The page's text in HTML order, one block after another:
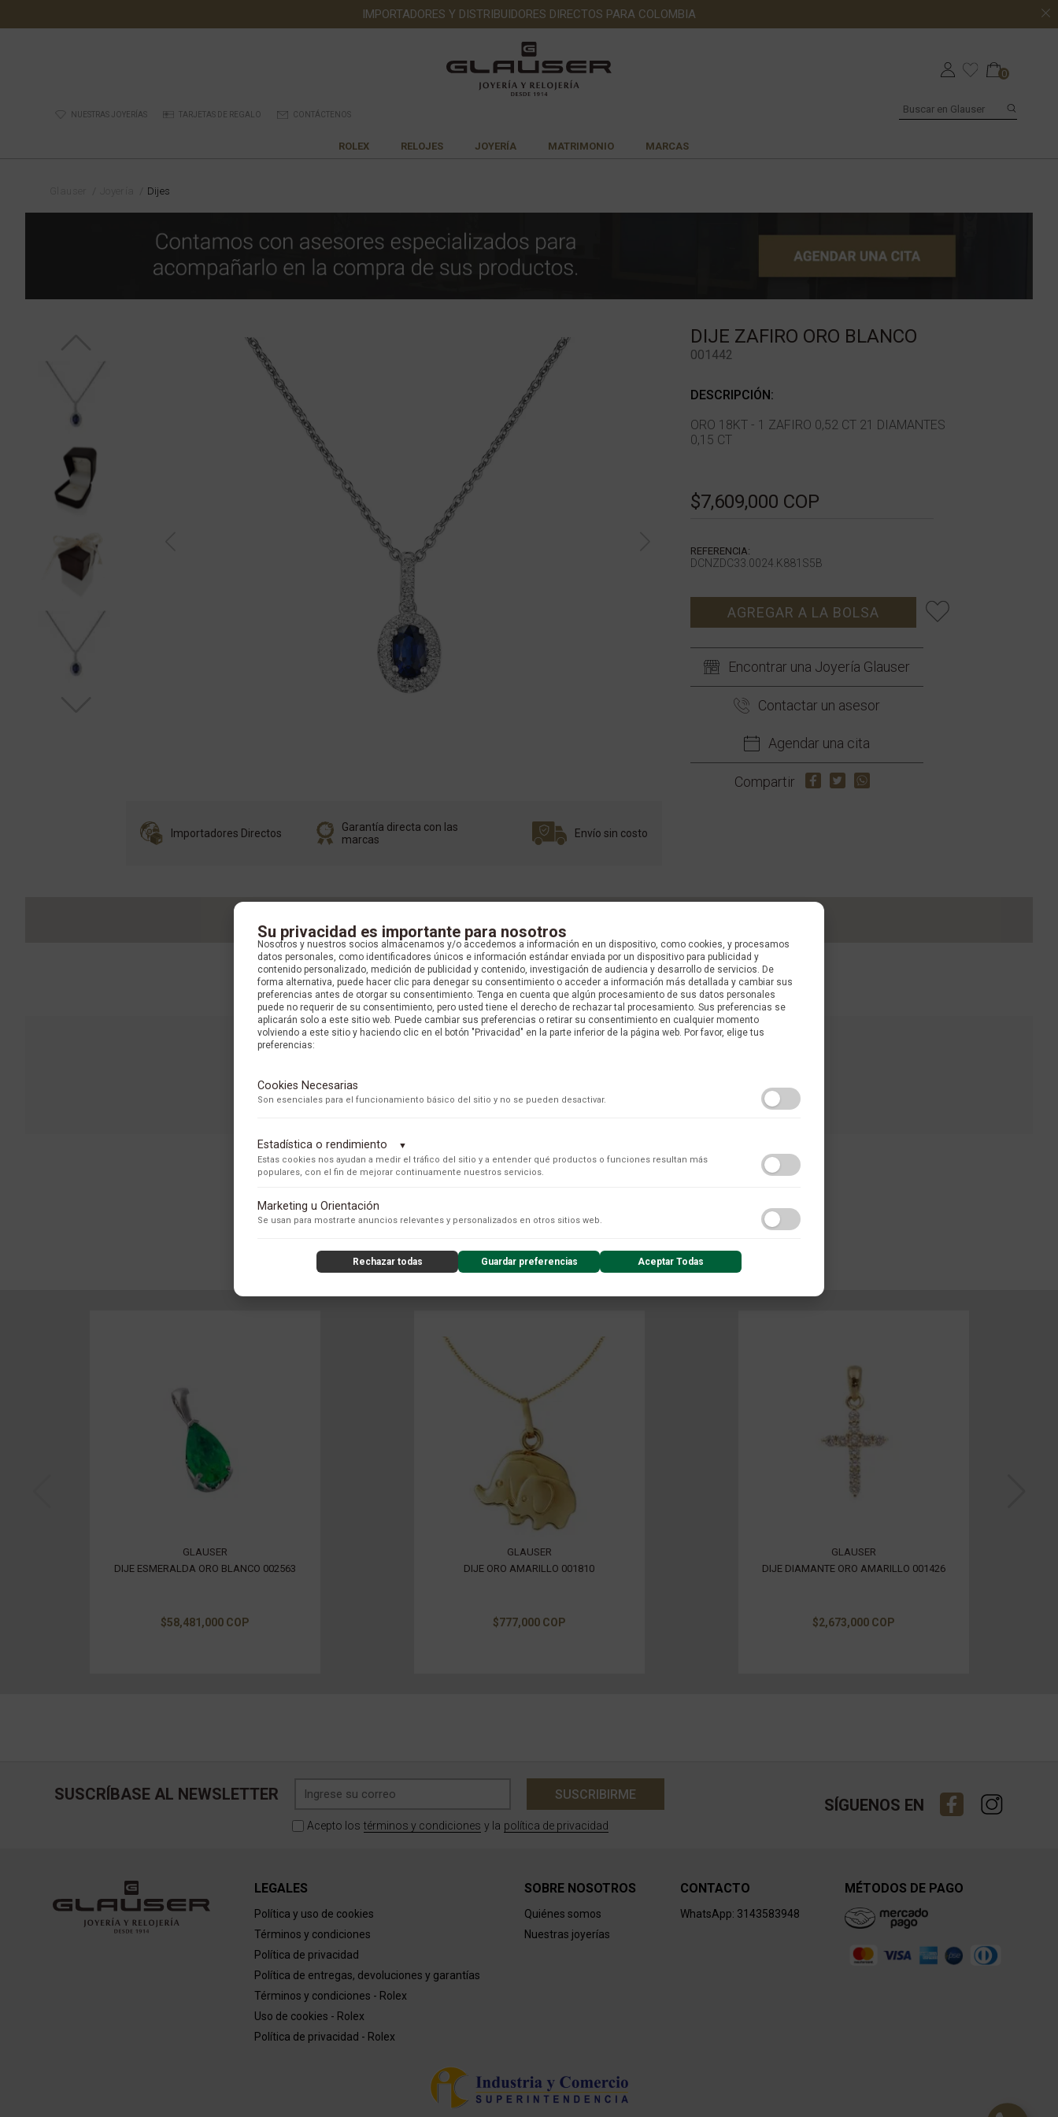
IMPORTADORES Y DISTRIBUIDORES DIRECTOS PARA COLOMBIA
0
NUESTRAS JOYERÍAS TARJETAS DE REGALO CONTÁCTENOS
ROLEX RELOJES JOYERÍA MATRIMONIO MARCAS
Dijes
DIJE ZAFIRO ORO BLANCO
001442
DESCRIPCIÓN:
ORO 18KT - 1 ZAFIRO 0,52 CT 21 DIAMANTES
0,15 CT
$7,609,000 COP
REFERENCIA:
DCNZDC33.0024.K881S5B
AGREGAR A LA BOLSA
Encontrar una Joyería Glauser
Contactar un asesor
Agendar una cita
Compartir
Importadores Directos
Garantía directa con las
marcas
Envío sin costo
COLECCIÓN
GLAUSER
DIJE ESMERALDA ORO BLANCO 002563
$58,481,000 COP
GLAUSER
DIJE ORO AMARILLO 001810
$777,000 COP
GLAUSER
DIJE DIAMANTE ORO AMARILLO 001426
$2,673,000 COP
SUSCRÍBASE AL NEWSLETTER SUSCRIBIRME
Acepto los términos y condiciones y la política de privacidad
SÍGUENOS EN
LEGALES
Política y uso de cookies
Términos y condiciones
Política de privacidad
Política de entregas, devoluciones y garantías
Términos y condiciones - Rolex
Uso de cookies - Rolex
Política de privacidad - Rolex
SOBRE NOSOTROS
Quiénes somos
Nuestras joyerías
CONTACTO
WhatsApp: 3143583948
MÉTODOS DE PAGO
Su privacidad es importante para nosotros
Nosotros y nuestros socios almacenamos y/o accedemos a información en un dispositivo, como cookies, y procesamos
datos personales, como identificadores únicos e información estándar enviada por un dispositivo para publicidad y
contenido personalizado, medición de publicidad y contenido, investigación de audiencia y desarrollo de servicios. De
forma alternativa, puede hacer clic para denegar su consentimiento o acceder a información más detallada y cambiar sus
preferencias antes de otorgar su consentimiento. Tenga en cuenta que algún procesamiento de sus datos personales
puede no requerir de su consentimiento, pero usted tiene el derecho de rechazar tal procesamiento. Sus preferencias se
aplicarán solo a este sitio web. Puede cambiar sus preferencias o retirar su consentimiento en cualquier momento
volviendo a este sitio y haciendo clic en el botón "Privacidad" en la parte inferior de la página web. Por favor, elige tus
preferencias:
Cookies Necesarias
Son esenciales para el funcionamiento básico del sitio y no se pueden desactivar.
Estadística o rendimiento ▼
Estas cookies nos ayudan a medir el tráfico del sitio y a entender qué productos o funciones resultan más
populares, con el fin de mejorar continuamente nuestros servicios.
Adobe Analytics
Utilizamos Adobe Analytics para recopilar datos de uso anónimos, lo que nos permite analizar el rendimiento de nuestro contenido y las interacciones de
los usuarios.
ContentSquare
con exclusión de datos sensibles) y análisis de formularios.
Marketing u Orientación
Se usan para mostrarte anuncios relevantes y personalizados en otros sitios web.
Rechazar todas Guardar preferencias Aceptar Todas